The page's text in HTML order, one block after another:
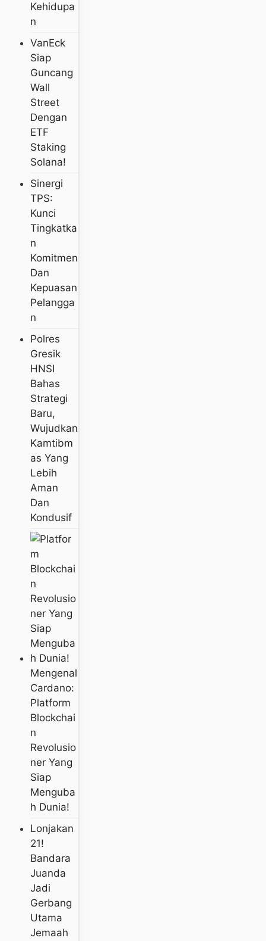
Kehidupa
N
VanEck
Siap
Guncang
Wall
Street
Dengan
ETF
Staking
Solana!
Sinergi
TPS:
Kunci
Tingkatka
N
Komitmen
Dan
Kepuasan
Pelangga
N
Polres
Gresik
HNSI
Bahas
Strategi
Baru,
Wujudkan
Kamtibm
As Yang
Lebih
Aman
Dan
Kondusif
Mengenal
Cardano:
Platform
Blockchai
N
Revolusio
Ner Yang
Siap
Menguba
H Dunia!
Lonjakan
21!
Bandara
Juanda
Jadi
Gerbang
Utama
Jemaah